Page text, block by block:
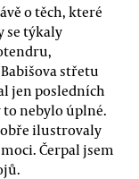
o těch, které
se týkaly
střetu
jen posledních
to nebylo úplné.
ilustrovaly
Čerpal jsem